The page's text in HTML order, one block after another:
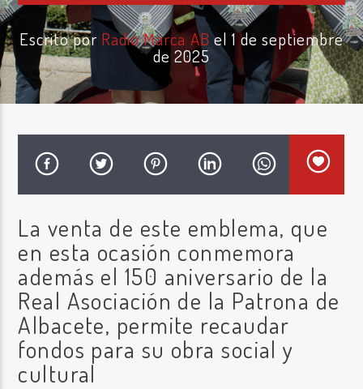
Escrito por Radio Marca ABel 1 de septiembre
de 2025
La venta de este emblema, que
en esta ocasión conmemora
además el 150 aniversario de la
Real Asociación de la Patrona de
Albacete, permite recaudar
fondos para su obra social y
cultural